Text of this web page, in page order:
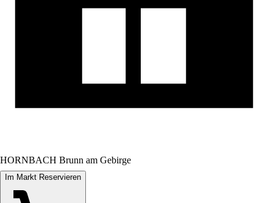
HORNBACH Brunn am Gebirge
Im Markt Reservieren